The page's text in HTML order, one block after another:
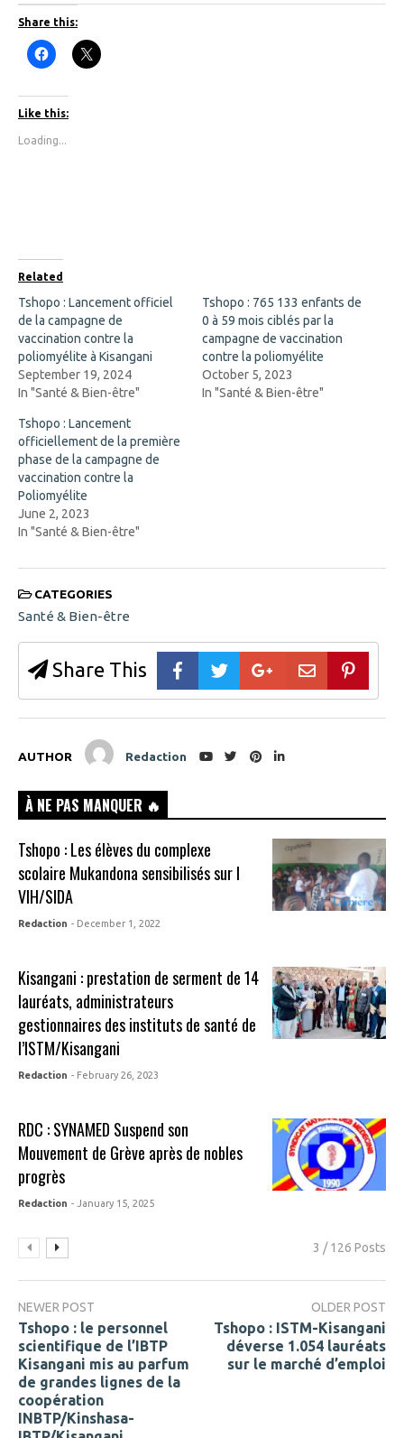
Share this:
C
l
k
t
o
h
b
o
o
k
(
O
p
e
n
s
i
n
w
w
i
n
d
o
w
)
C
l
i
n
n
e
w
w
i
n
d
)
Like this:
Loading...
Related
Tshopo : Lancement officiel
de la campagne de
vaccination contre la
poliomyélite à Kisangani
September 19, 2024
In "Santé & Bien-être"
Tshopo : 765 133 enfants de
0 à 59 mois ciblés par la
campagne de vaccination
contre la poliomyélite
October 5, 2023
In "Santé & Bien-être"
Tshopo : Lancement
officiellement de la première
phase de la campagne de
vaccination contre la
Poliomyélite
June 2, 2023
In "Santé & Bien-être"
CATEGORIES
Santé & Bien-être
Share This
AUTHOR Redaction
À NE PAS MANQUER 🔥
Tshopo : Les élèves du complexe
scolaire Mukandona sensibilisés sur l
VIH/SIDA
Redaction - December 1, 2022
Kisangani : prestation de serment de 14
lauréats, administrateurs
gestionnaires des instituts de santé de
l’ISTM/Kisangani
Redaction - February 26, 2023
RDC : SYNAMED Suspend son
Mouvement de Grève après de nobles
progrès
Redaction - January 15, 2025
3 / 126 Posts
NEWER POST
Tshopo : le personnel
scientifique de l’IBTP
Kisangani mis au parfum
de grandes lignes de la
coopération
INBTP/Kinshasa-
OLDER POST
Tshopo : ISTM-Kisangani
déverse 1.054 lauréats
sur le marché d’emploi